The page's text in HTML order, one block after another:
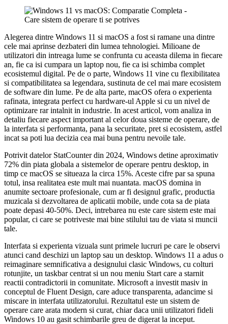
Alegerea dintre Windows 11 si macOS a fost si ramane una dintre
cele mai aprinse dezbateri din lumea tehnologiei. Milioane de
utilizatori din intreaga lume se confrunta cu aceasta dilema in fiecare
an, fie ca isi cumpara un laptop nou, fie ca isi schimba complet
ecosistemul digital. Pe de o parte, Windows 11 vine cu flexibilitatea
si compatibilitatea sa legendara, sustinuta de cel mai mare ecosistem
de software din lume. Pe de alta parte, macOS ofera o experienta
rafinata, integrata perfect cu hardware-ul Apple si cu un nivel de
optimizare rar intalnit in industrie. In acest articol, vom analiza in
detaliu fiecare aspect important al celor doua sisteme de operare, de
la interfata si performanta, pana la securitate, pret si ecosistem, astfel
incat sa poti lua decizia cea mai buna pentru nevoile tale.
Potrivit datelor StatCounter din 2024, Windows detine aproximativ
72% din piata globala a sistemelor de operare pentru desktop, in
timp ce macOS se situeaza la circa 15%. Aceste cifre par sa spuna
totul, insa realitatea este mult mai nuantata. macOS domina in
anumite sectoare profesionale, cum ar fi designul grafic, productia
muzicala si dezvoltarea de aplicatii mobile, unde cota sa de piata
poate depasi 40-50%. Deci, intrebarea nu este care sistem este mai
popular, ci care se potriveste mai bine stilului tau de viata si muncii
tale.
Interfata si experienta vizuala sunt primele lucruri pe care le observi
atunci cand deschizi un laptop sau un desktop. Windows 11 a adus o
reimaginare semnificativa a designului clasic Windows, cu colturi
rotunjite, un taskbar centrat si un nou meniu Start care a starnit
reactii contradictorii in comunitate. Microsoft a investit masiv in
conceptul de Fluent Design, care aduce transparenta, adancime si
miscare in interfata utilizatorului. Rezultatul este un sistem de
operare care arata modern si curat, chiar daca unii utilizatori fideli
Windows 10 au gasit schimbarile greu de digerat la inceput.